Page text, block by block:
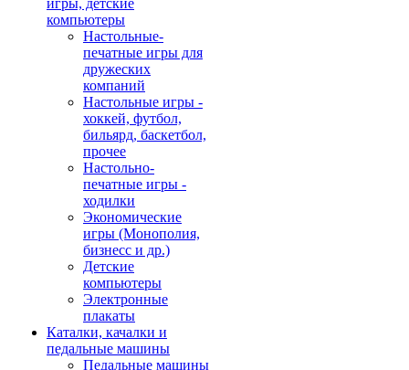
игры, детские
компьютеры
Настольные-
печатные игры для
дружеских
компаний
Настольные игры -
хоккей, футбол,
бильярд, баскетбол,
прочее
Настольно-
печатные игры -
ходилки
Экономические
игры (Монополия,
бизнесс и др.)
Детские
компьютеры
Электронные
плакаты
Каталки, качалки и
педальные машины
Педальные машины